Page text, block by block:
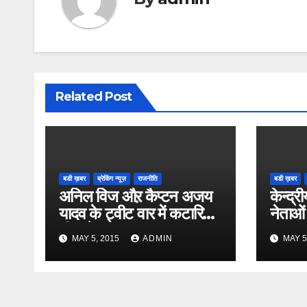
Related Post
बडी ख़बर ब्रेकिंग न्यूज़ राजनीति
अनिल विज औऱ कैप्टन अजय
यादव के ट्वीट वार में कटारिया
भी कूदे
MAY 5, 2015 ADMIN
बडी ख़बर
नेताओं
MAY